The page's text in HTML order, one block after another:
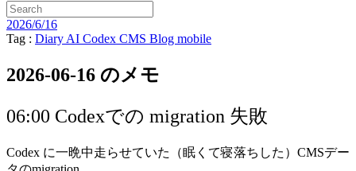
2026/6/16
Tag : Diary AI Codex CMS Blog mobile
2026-06-16 のメモ
06:00 Codexでの migration 失敗
Codex に一晩中走らせていた（眠くて寝落ちした）CMSデー